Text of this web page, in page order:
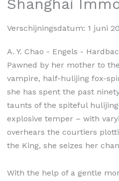
Shanghai
Verschijningsdatum: 1 juni
A. Y. Chao - Engels -
Pawned by her mother to
vampire, half-hulijing fox-
she has spent the past
taunts of the spiteful
explosive temper – with
overhears the courtiers
the King, she seizes her
With the help of a gentle